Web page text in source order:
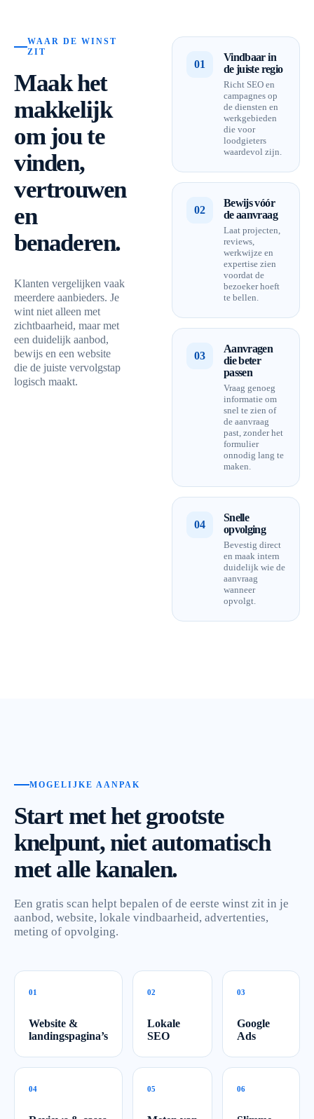
WAAR DE WINST
ZIT
Maak het
makkelijk
om jou te
vinden,
vertrouwen
en
benaderen.
Klanten vergelijken vaak
meerdere aanbieders. Je
wint niet alleen met
zichtbaarheid, maar met
een duidelijk aanbod,
bewijs en een website
die de juiste vervolgstap
logisch maakt.
01
Vindbaar in
de juiste regio
Richt SEO en
campagnes op
de diensten en
werkgebieden
die voor
loodgieters
waardevol zijn.
02
Bewijs vóór
de aanvraag
Laat projecten,
reviews,
werkwijze en
expertise zien
voordat de
bezoeker hoeft
te bellen.
03
Aanvragen
die beter
passen
Vraag genoeg
informatie om
snel te zien of
de aanvraag
past, zonder het
formulier
onnodig lang te
maken.
04
Snelle
opvolging
Bevestig direct
en maak intern
duidelijk wie de
aanvraag
wanneer
opvolgt.
MOGELIJKE AANPAK
Start met het grootste
knelpunt, niet automatisch
met alle kanalen.
Een gratis scan helpt bepalen of de eerste winst zit in je
aanbod, website, lokale vindbaarheid, advertenties,
meting of opvolging.
01
Website &
landingspagina’s
02
Lokale
SEO
03
Google
Ads
04 05 06